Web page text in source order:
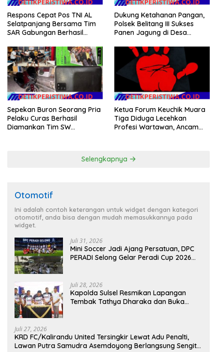
Respons Cepat Pos TNI AL
Selatpanjang Bersama Tim
SAR Gabungan Berhasil
Kapal Karam di Perairan
Mengkikip Kepulauan Meranti
Dukung Ketahanan Pangan,
Polsek Belitang III Sukses
Panen Jagung di Desa
Sepekan Buron Seorang Pria
Pelaku Curas Berhasil
Diamankan Tim SW
Ketua Forum Keuchik Muara
Tiga Diduga Lecehkan
Profesi Wartawan, Ancam
Selengkapnya
Otomotif
Ini adalah contoh keterangan untuk widget dengan kategori
otomotif, anda bisa dengan mudah memasukkannya pada
widget.
Juli 31, 2026
Mini Soccer Jadi Ajang Persatuan, DPC
PERADI Selong Gelar Peradi Cup 2026
Juli 28, 2026
Kapolda Sulsel Resmikan Lapangan
Tembak Tathya Dharaka dan Buka
Juli 27, 2026
KRD FC/Kalirandu United Tersingkir Lewat Adu Penalti,
Lawan Putra Samudra Asemdoyong Berlangsung Sengit